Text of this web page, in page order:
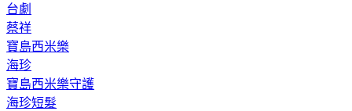
8點檔
台劇
蔡祥
寶島西米樂
海珍
寶島西米樂守護